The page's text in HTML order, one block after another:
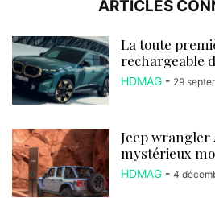
ARTICLES
La toute
rechargeable
HDMAG - 29
Jeep wrangler
mystérieux
HDMAG - 4